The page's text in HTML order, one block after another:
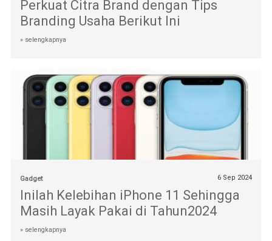
Perkuat Citra Brand dengan Tips
Branding Usaha Berikut Ini
» selengkapnya
Gadget 6 Sep 2024
Inilah Kelebihan iPhone 11 Sehingga
Masih Layak Pakai di Tahun2024
» selengkapnya